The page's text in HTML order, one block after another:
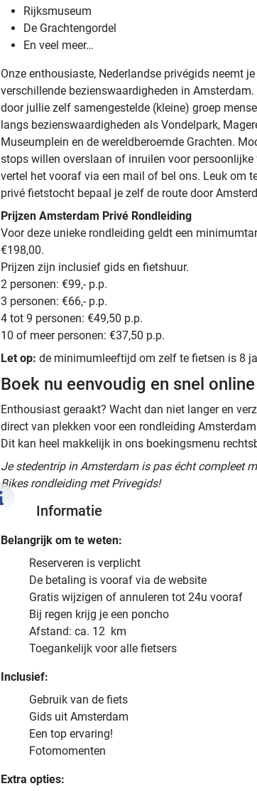
Rijksmuseum
De Grachtengordel
En veel meer…
Onze enthousiaste, Nederlandse privégids neemt
verschillende bezienswaardigheden in
door jullie zelf samengestelde (kleine) groep
langs bezienswaardigheden als Vondelpark,
Museumplein en de wereldberoemde Grachten.
stops willen overslaan of inruilen voor persoonlijke
vertel het vooraf via een mail of bel ons. Leuk om
privé fietstocht bepaal je zelf de route door
Prijzen Amsterdam Privé Rondleiding
Voor deze unieke rondleiding geldt een
€198,00.
Prijzen zijn inclusief gids en fietshuur.
2 personen: €99,- p.p.
3 personen: €66,- p.p.
4 tot 9 personen: €49,50 p.p.
10 of meer personen: €37,50 p.p.
Let op: de minimumleeftijd om zelf te fietsen is 8
Boek nu eenvoudig en snel online
Enthousiast geraakt? Wacht dan niet langer en
direct van plekken voor een rondleiding
Dit kan heel makkelijk in ons boekingsmenu
Je stedentrip in Amsterdam is pas écht compleet
Bikes rondleiding met Privegids!
Informatie
Belangrijk om te weten:
Reserveren is verplicht
De betaling is vooraf via de website
Gratis wijzigen of annuleren tot 24u vooraf
Bij regen krijg je een poncho
Afstand: ca. 12 km
Toegankelijk voor alle fietsers
Inclusief:
Gebruik van de fiets
Gids uit Amsterdam
Een top ervaring!
Fotomomenten
Extra opties: